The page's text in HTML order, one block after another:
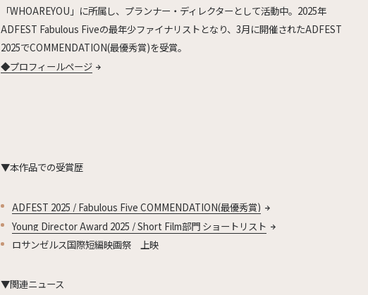
「WHOAREYOU」に所属し、プランナー・ディレクターとして活動中。2025年
ADFEST Fabulous Fiveの最年少ファイナリストとなり、3月に開催されたADFEST
2025でCOMMENDATION(最優秀賞)を受賞。
◆プロフィールページ
▼本作品での受賞歴
ADFEST 2025 / Fabulous Five COMMENDATION(最優秀賞)
Young Director Award 2025 / Short Film部門 ショートリスト
ロサンゼルス国際短編映画祭 上映
▼関連ニュース